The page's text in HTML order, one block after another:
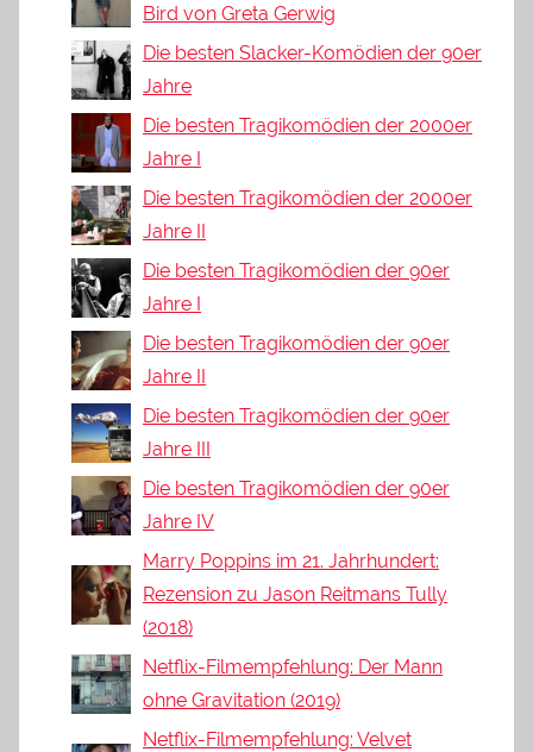
Bird von Greta Gerwig
Die besten Slacker-Komödien der 90er
Jahre
Die besten Tragikomödien der 2000er
Jahre I
Die besten Tragikomödien der 2000er
Jahre II
Die besten Tragikomödien der 90er
Jahre I
Die besten Tragikomödien der 90er
Jahre II
Die besten Tragikomödien der 90er
Jahre III
Die besten Tragikomödien der 90er
Jahre IV
Marry Poppins im 21. Jahrhundert:
Rezension zu Jason Reitmans Tully
(2018)
Netflix-Filmempfehlung: Der Mann
ohne Gravitation (2019)
Netflix-Filmempfehlung: Velvet